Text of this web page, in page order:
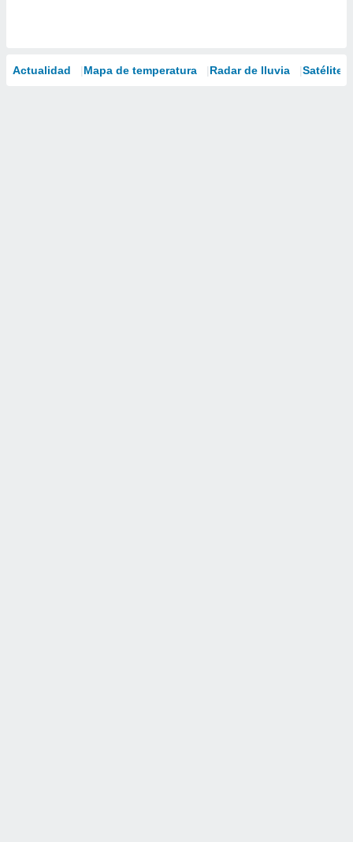
Actualidad Mapa de temperatura Radar de lluvia Satélites